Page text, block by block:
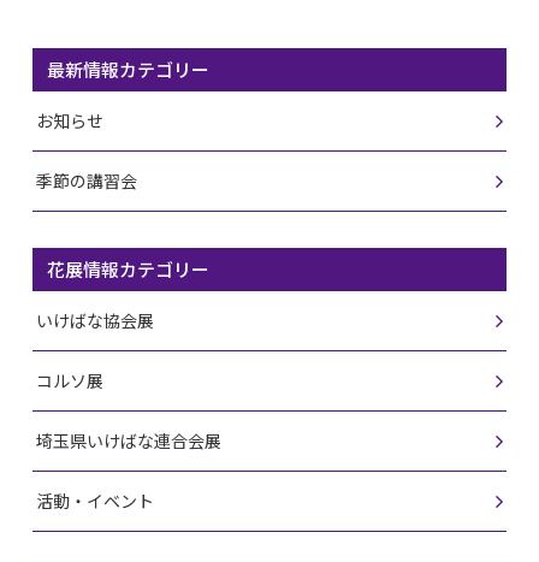
最新情報カテゴリー
お知らせ
季節の講習会
花展情報カテゴリー
いけばな協会展
コルソ展
埼玉県いけばな連合会展
活動・イベント